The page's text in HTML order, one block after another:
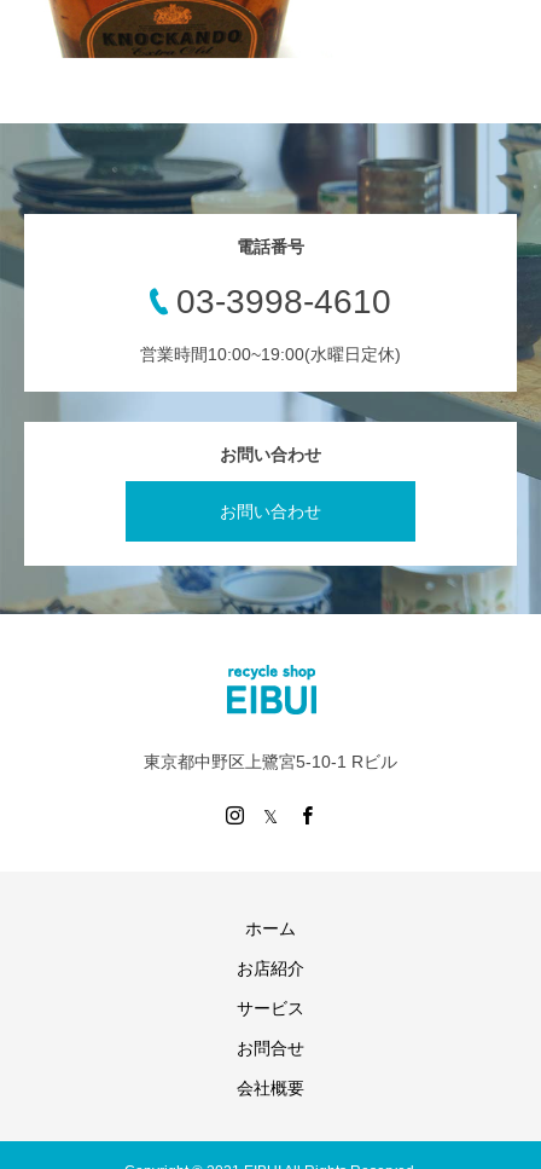
お問い合わせ
お問い合わせ
電話番号
03-3998-4610
営業時間10:00~19:00(水曜日定休)
東京都中野区上鷺宮5-10-1 Rビル
ホーム
お店紹介
サービス
お問合せ
会社概要